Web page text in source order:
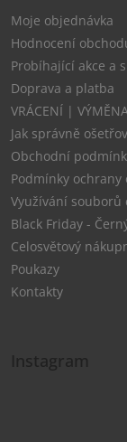
Moje objednávka
Hodnocení
Probíhající akce a
Doprava a platba
VRÁCENÍ |
Jak správně
Obchodní
Podmínky
Využívání souborů
Black Friday -
Celosvětový
Poukazy
Kontakty
Instagram